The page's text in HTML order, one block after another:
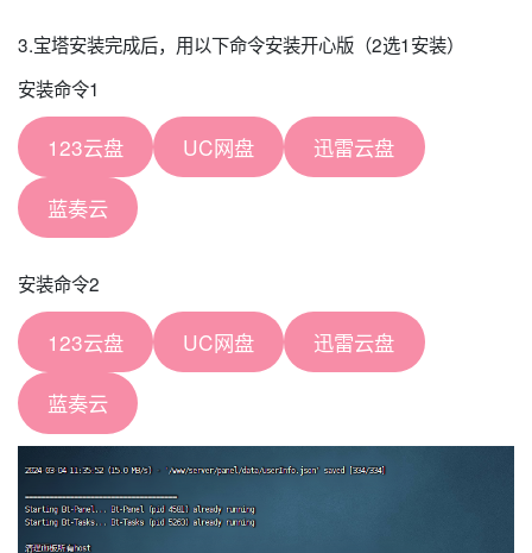
3.宝塔安装完成后，用以下命令安装开心版（2选1安装）
安装命令1
123云盘 UC网盘 迅雷云盘
蓝奏云
安装命令2
123云盘 UC网盘 迅雷云盘
蓝奏云